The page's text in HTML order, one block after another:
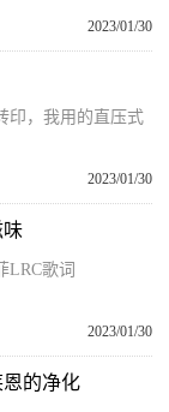
2023/01/30
印，我用的直压式
2023/01/30
味
LRC歌词
2023/01/30
的净化